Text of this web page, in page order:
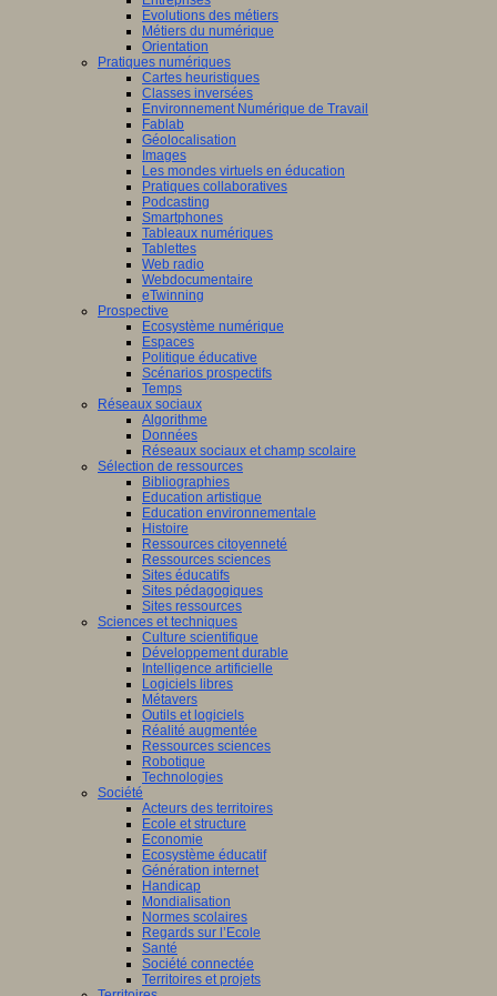
Evolutions des métiers
Métiers du numérique
Orientation
Pratiques numériques
Cartes heuristiques
Classes inversées
Environnement Numérique de Travail
Fablab
Géolocalisation
Images
Les mondes virtuels en éducation
Pratiques collaboratives
Podcasting
Smartphones
Tableaux numériques
Tablettes
Web radio
Webdocumentaire
eTwinning
Prospective
Ecosystème numérique
Espaces
Politique éducative
Scénarios prospectifs
Temps
Réseaux sociaux
Algorithme
Données
Réseaux sociaux et champ scolaire
Sélection de ressources
Bibliographies
Education artistique
Education environnementale
Histoire
Ressources citoyenneté
Ressources sciences
Sites éducatifs
Sites pédagogiques
Sites ressources
Sciences et techniques
Culture scientifique
Développement durable
Intelligence artificielle
Logiciels libres
Métavers
Outils et logiciels
Réalité augmentée
Ressources sciences
Robotique
Technologies
Société
Acteurs des territoires
Ecole et structure
Economie
Ecosystème éducatif
Génération internet
Handicap
Mondialisation
Normes scolaires
Regards sur l’Ecole
Santé
Société connectée
Territoires et projets